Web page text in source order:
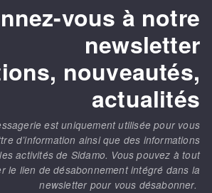
vous à notre
newsletter
nouveautés,
actualités
est uniquement utilisée pour vous
d’information ainsi que des informations
activités de Sidamo. Vous pouvez à tout
le lien de désabonnement intégré dans la
newsletter pour vous désabonner.